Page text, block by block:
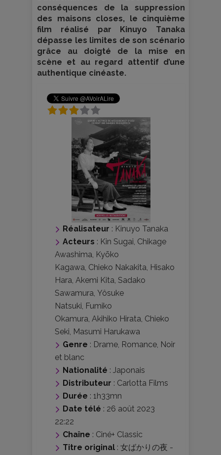
conséquences de la suppression
des maisons closes, le cinquième
film réalisé par Kinuyo Tanaka
dépasse les limites de son scénario
grâce au doigté de la mise en
scène et au regard attentif d’une
authentique cinéaste.
Réalisateur : Kinuyo Tanaka
Acteurs : Kin Sugai, Chikage
Awashima, Kyōko
Kagawa, Chieko Nakakita, Hisako
Hara, Akemi Kita, Sadako
Sawamura, Yôsuke
Natsuki, Fumiko
Okamura, Akihiko Hirata, Chieko
Seki, Masumi Harukawa
Genre : Drame, Romance, Noir
et blanc
Nationalité : Japonais
Distributeur : Carlotta Films
Durée : 1h33mn
Date télé : 26 août 2023
22:22
Chaîne : Ciné+ Classic
Titre original : 女ばかりの夜 -